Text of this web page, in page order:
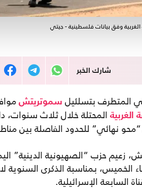
شارك الخبر
المتطرف بتسلئيل سموتريتش
الغربية المحتلة خلال ثلاث سنوات،
نهائي” للحدود الفاصلة بين
زعيم حزب “الصهيونية الدينية”
الخميس، بمناسبة الذكرى السنوية
السابعة الإسرائيلية.